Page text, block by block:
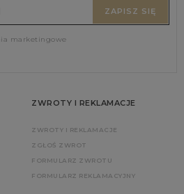
ZAPISZ SIĘ
marketingowe
ZWROTY I REKLAMACJE
ZWROTY I REKLAMACJE
ZGŁOŚ ZWROT
FORMULARZ ZWROTU
FORMULARZ REKLAMACYJNY